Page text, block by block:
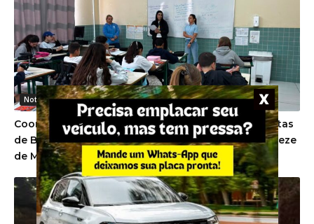
Noticias Gerais
Coorsel investe em projeto social com aulas gratuitas
de Beach Tennis e Futevôlei para estudantes de Treze
de Maio